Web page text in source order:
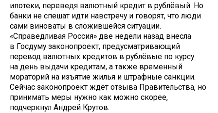
ипотеки, переведя валютный кредит в рублёвый. Но
банки не спешат идти навстречу и говорят, что люди
сами виноваты в сложившейся ситуации.
«Справедливая Россия» две недели назад внесла
в Госдуму законопроект, предусматривающий
перевод валютных кредитов в рублёвые по курсу
на день выдачи кредитам, а также временный
мораторий на изъятие жилья и штрафные санкции.
Сейчас законопроект ждёт отзыва Правительства, но
принимать меры нужно как можно скорее,
подчеркнул Андрей Крутов.